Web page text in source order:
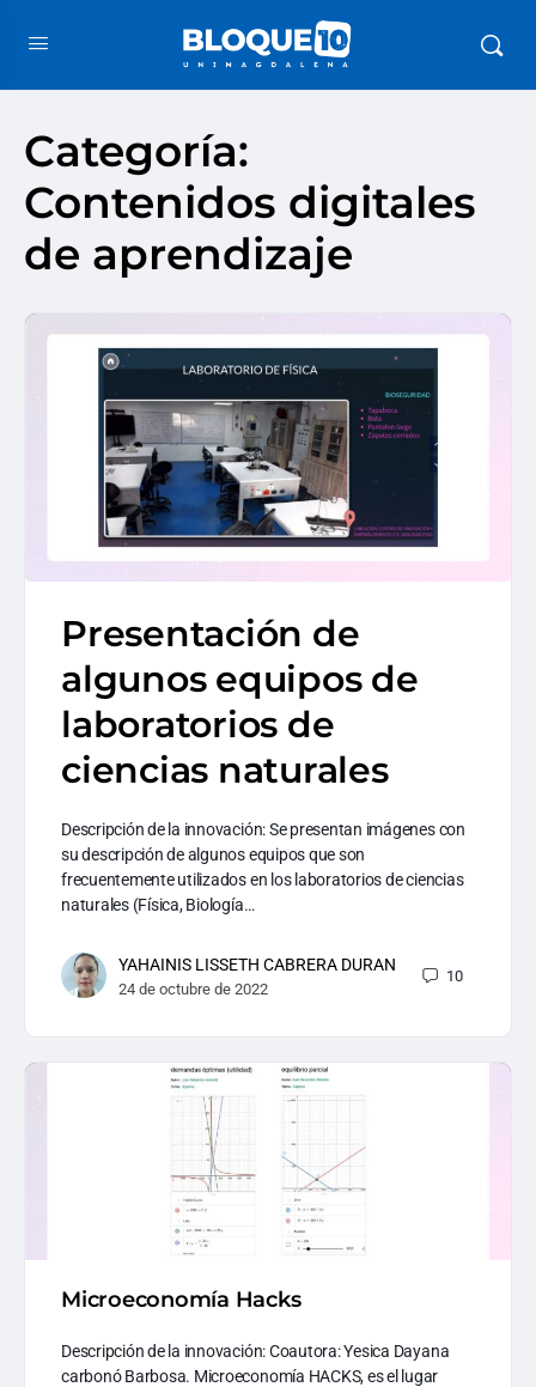
Categoría:
Contenidos digitales
de aprendizaje
Presentación de
algunos equipos de
laboratorios de
ciencias naturales
Descripción de la innovación: Se presentan imágenes con
su descripción de algunos equipos que son
frecuentemente utilizados en los laboratorios de ciencias
naturales (Física, Biología…
YAHAINIS LISSETH CABRERA DURAN
24 de octubre de 2022
10
Microeconomía Hacks
Descripción de la innovación: Coautora: Yesica Dayana
carbonó Barbosa. Microeconomía HACKS, es el lugar